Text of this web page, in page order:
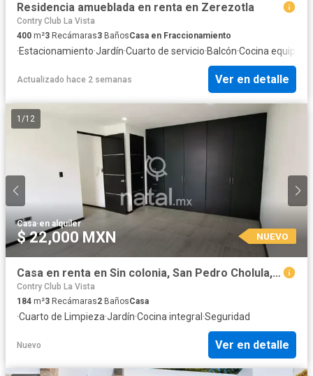
Residencia amueblada en renta en Zerezotla
Contry Club La Vista
400 m²3 Recámaras3 BañosCasa en Fraccionamiento
·Estacionamiento·Jardín·Cuarto de servicio·Balcón·Cocina equipada
Actualizado hace 2 semanas Ver en detalle
1 /12
Casa·en alquiler
$ 22,000 MXN NUEVO
Casa en renta en Sin colonia, San Pedro Cholula, Puebla
Contry Club La Vista
184 m²3 Recámaras2 BañosCasa
·Cuarto de Limpieza·Jardín·Cocina integral ·Seguridad
Nuevo Ver en detalle